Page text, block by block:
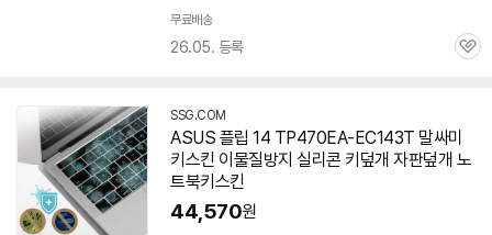
무료배송
26.05. 등록
관
SSG.COM
ASUS 플립 14 TP470EA-EC143T 말싸미
키스킨 이물질방지 실리콘 키덮개 자판덮개 노
트북키스킨
44,570원